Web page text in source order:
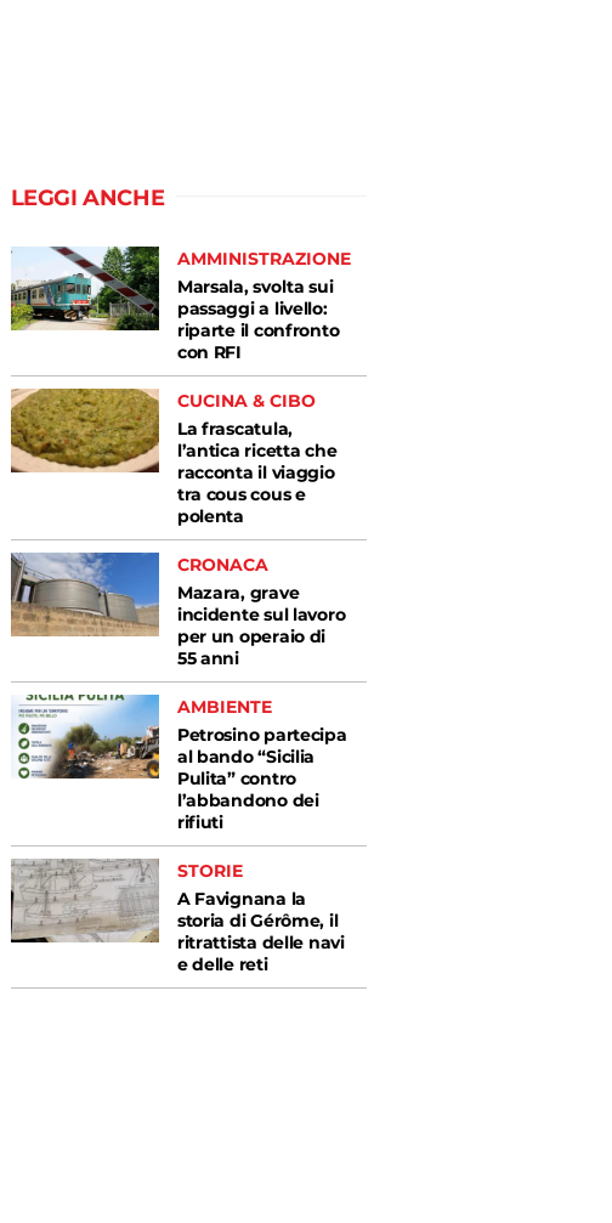
LEGGI ANCHE
AMMINISTRAZIONE
Marsala, svolta sui
passaggi a livello:
riparte il confronto
con RFI
CUCINA & CIBO
La frascatula,
l’antica ricetta che
racconta il viaggio
tra cous cous e
polenta
CRONACA
Mazara, grave
incidente sul lavoro
per un operaio di
55 anni
AMBIENTE
Petrosino partecipa
al bando “Sicilia
Pulita” contro
l’abbandono dei
rifiuti
STORIE
A Favignana la
storia di Gérôme, il
ritrattista delle navi
e delle reti